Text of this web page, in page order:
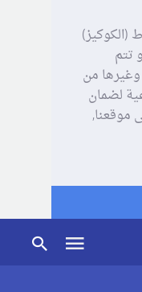
(الكوكيز)
تتم
مشاركة بعض المعلومات مع Google وغيرها من
لضمان